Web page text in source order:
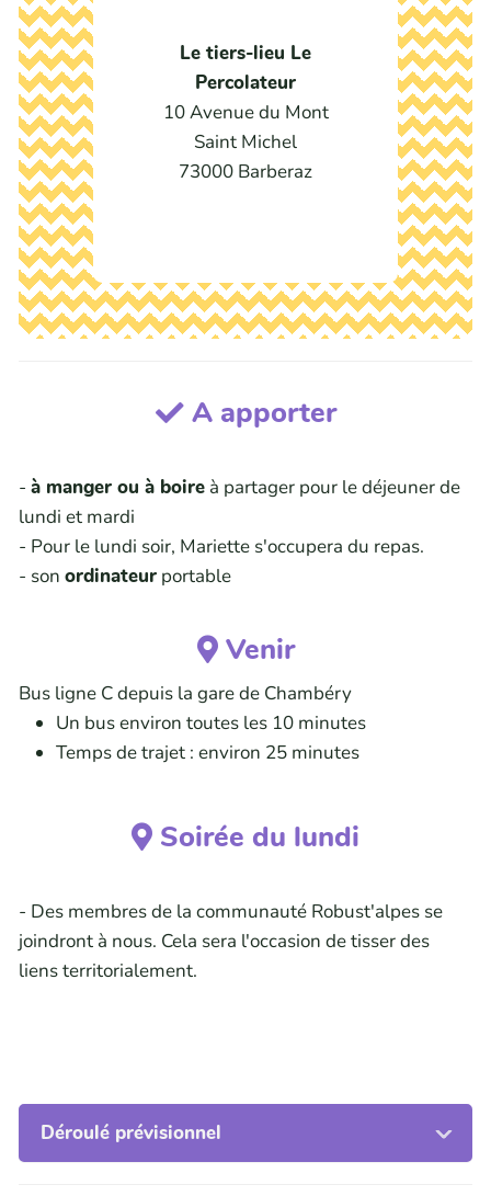
Le tiers-lieu Le
Percolateur
10 Avenue du Mont
Saint Michel
73000 Barberaz
A apporter
- à manger ou à boire à partager pour le déjeuner de
lundi et mardi
- Pour le lundi soir, Mariette s'occupera du repas.
- son ordinateur portable
Venir
Bus ligne C depuis la gare de Chambéry
Un bus environ toutes les 10 minutes
Temps de trajet : environ 25 minutes
Soirée du lundi
- Des membres de la communauté Robust'alpes se
joindront à nous. Cela sera l'occasion de tisser des
liens territorialement.
Déroulé prévisionnel